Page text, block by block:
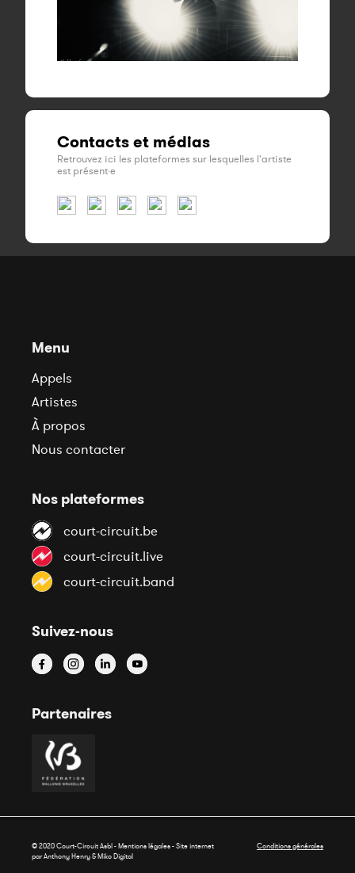
Contacts et médias
Retrouvez ici les plateformes sur lesquelles l'artiste
est présent·e
Menu
Appels
Artistes
À propos
Nous contacter
Nos plateformes
court-circuit.be
court-circuit.live
court-circuit.band
Suivez-nous
Partenaires
© 2020 Court-Circuit Asbl - Mentions légales - Site internet
par Anthony Henry &Miko Digital
Conditions générales